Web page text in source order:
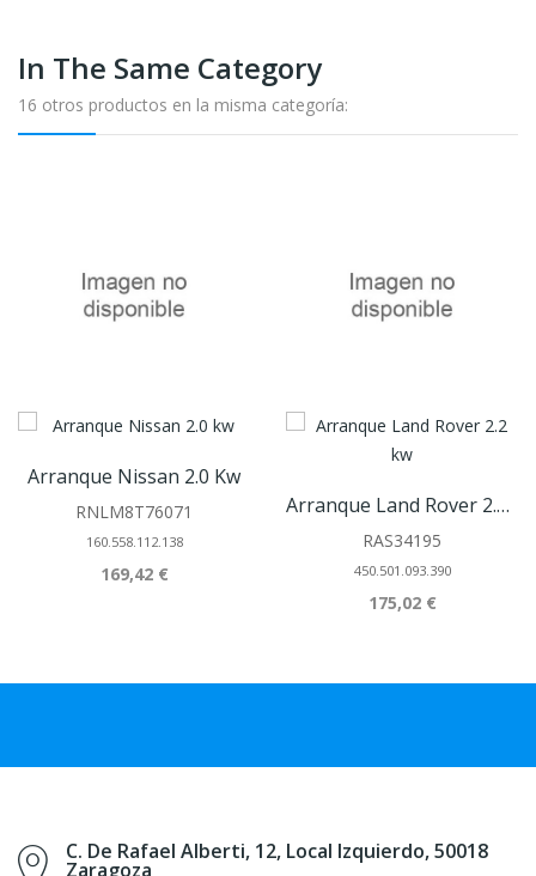
In The Same Category
16 otros productos en la misma categoría:
Arranque Nissan 2.0 Kw
RNLM8T76071
160.558.112.138
169,42 €
Arranque Land Rover 2.2 Kw
RAS34195
450.501.093.390
175,02 €
C. De Rafael Alberti, 12, Local Izquierdo, 50018
Zaragoza